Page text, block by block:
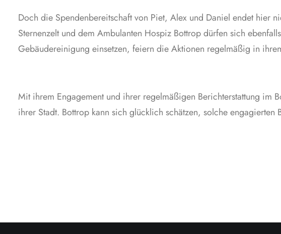
Doch die Spendenbereitschaft von Piet, Alex und Daniel endet hier
Sternenzelt und dem Ambulanten Hospiz Bottrop dürfen sich
Gebäudereinigung einsetzen, feiern die Aktionen regelmäßig in
Mit ihrem Engagement und ihrer regelmäßigen Berichterstattung im
ihrer Stadt. Bottrop kann sich glücklich schätzen, solche engagierten